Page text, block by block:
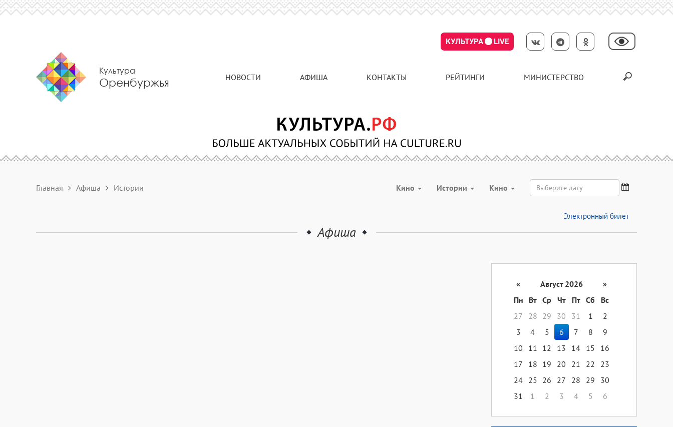
КУЛЬТУРА LIVE
Культура
Оренбуржья НОВОСТИ АФИША КОНТАКТЫ РЕЙТИНГИ МИНИСТЕРСТВО
Главная Афиша Истории Кино Истории Кино
Электронный билет
Афиша
« Август 2026
»
Пн
Вт Ср Чт Пт Сб
Вс
27
28 29 30 31 1
2
3
4 5 6 7 8
9
10
11 12 13 14 15
16
17
18 19 20 21 22
23
24 25 26 27 28 29
30
31
1 2 3 4 5 6